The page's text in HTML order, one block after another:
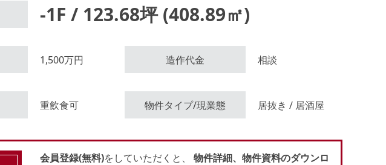
イン後に
ご覧いただけます。
ログイン後に
-1F / 123.68坪 (408.89㎡)
1,500万円 造作代金 相談
重飲食可 物件タイプ/現業態 居抜き / 居酒屋
会員登録(無料)をしていただくと、物件詳細、物件資料のダウンロ